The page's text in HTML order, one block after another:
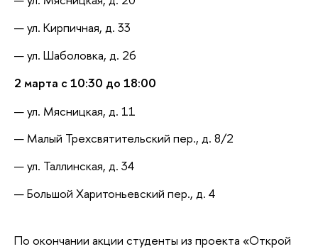
ул. Кирпичная, д. 33
ул. Шаболовка, д. 26
2 марта с 10:30 до 18:00
ул. Мясницкая, д. 11
Малый Трехсвятительский пер., д. 8/2
ул. Таллинская, д. 34
Большой Харитоньевский пер., д. 4
По окончании акции студенты из проекта «Открой